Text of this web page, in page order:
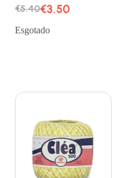
€5.40€3.50
Esgotado